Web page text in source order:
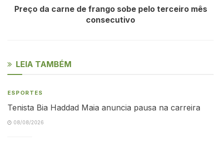
Preço da carne de frango sobe pelo terceiro mês
consecutivo
LEIA TAMBÉM
ESPORTES
Tenista Bia Haddad Maia anuncia pausa na carreira
08/08/2026